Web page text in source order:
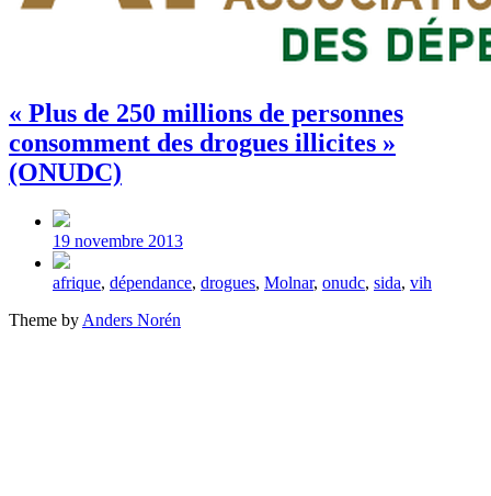
« Plus de 250 millions de personnes
consomment des drogues illicites »
(ONUDC)
Post
date
19 novembre 2013
Tagged
afrique, dépendance, drogues, Molnar, onudc, sida, vih
Theme by Anders Norén